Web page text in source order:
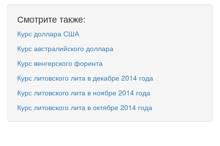
Смотрите также:
Курс доллара США
Курс австралийского доллара
Курс венгерского форинта
Курс литовского лита в декабре 2014 года
Курс литовского лита в ноябре 2014 года
Курс литовского лита в октябре 2014 года